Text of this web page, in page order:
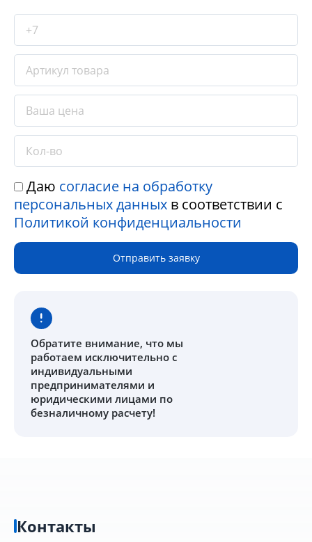
Даю согласие на обработку
персональных данных в соответствии с
Политикой конфиденциальности
Отправить заявку
Обратите внимание, что мы
работаем исключительно с
индивидуальными
предпринимателями и
юридическими лицами по
безналичному расчету!
Контакты